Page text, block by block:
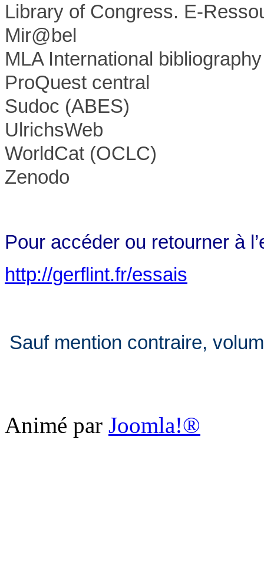
Library of Congress. E-
Mir@bel
MLA International bibliography
ProQuest central
Sudoc (ABES)
UlrichsWeb
WorldCat (OCLC)
Zenodo
Pour accéder ou retourner à
http://gerflint.fr/essais
Sauf mention contraire,
Animé par Joomla!®